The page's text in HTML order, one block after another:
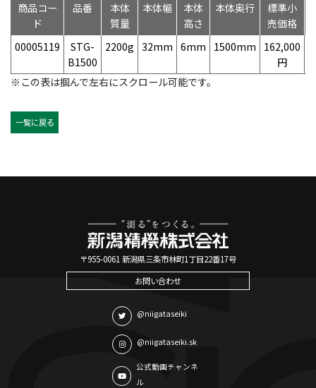
商品コー
ド
品番
本体
質量
本体幅
本体
高さ
本体奥行
標準小
売価格
00005119
STG-
B1500
2200g 32mm 6mm 1500mm
162,000
円
※この表は掴んで左右にスクロール可能です。
一覧に戻る
〒955-0061 新潟県三条市林町1丁目22番17号
お問い合わせ
@niigataseiki
@niigataseiki.sk
公式動画チャンネ
ル